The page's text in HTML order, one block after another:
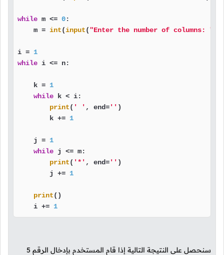
while m <= 0:
    m =
int(input("Enter the number of columns: "
i = 1
while i <= n:
    k =
1
while k < i:
print( ' ' , end='' )
        k +=
1
    j =
1
while j <= m:
print( '*' , end='' )
        j +=
1
print()
    i +=
1
سنحصل على النتيجة التالية إذا قام المستخدم بإدخال الرقم 5